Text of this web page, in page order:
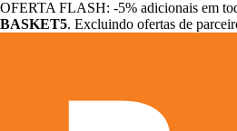
OFERTA FLASH: -5% adicionais em
BASKET5. Excluindo ofertas de